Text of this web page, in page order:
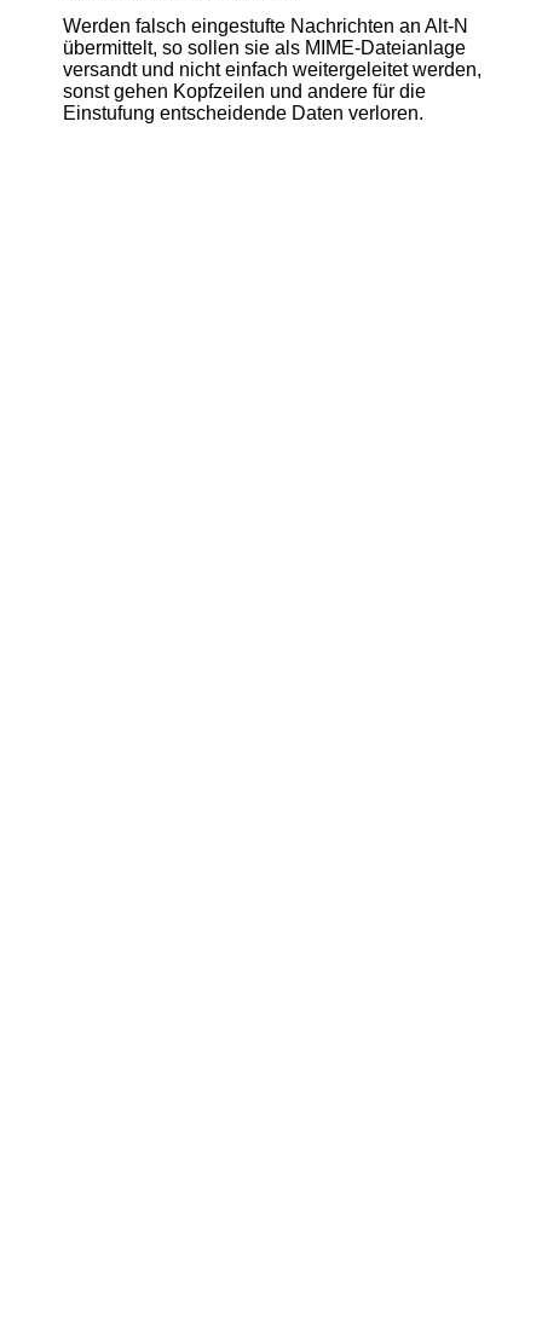
Werden falsch eingestufte Nachrichten an Alt-N
übermittelt, so sollen sie als MIME-Dateianlage
versandt und nicht einfach weitergeleitet werden,
sonst gehen Kopfzeilen und andere für die
Einstufung entscheidende Daten verloren.